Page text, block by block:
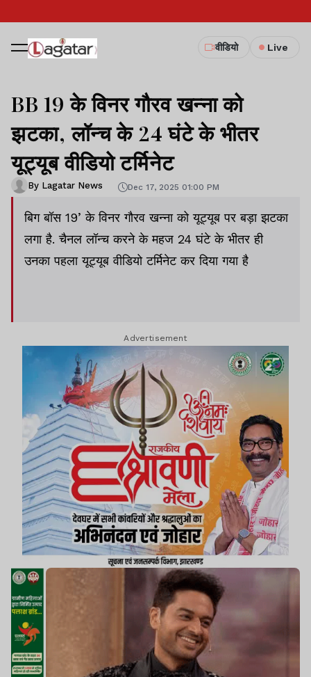
वीडियो Live
BB 19 के विनर गौरव खन्ना को
झटका, लॉन्च के 24 घंटे के भीतर
यूट्यूब वीडियो टर्मिनेट
By Lagatar News Dec 17, 2025 01:00 PM
बिग बॉस 19’ के विनर गौरव खन्ना को यूट्यूब पर बड़ा झटका
लगा है. चैनल लॉन्च करने के महज 24 घंटे के भीतर ही
उनका पहला यूट्यूब वीडियो टर्मिनेट कर दिया गया है
Advertisement